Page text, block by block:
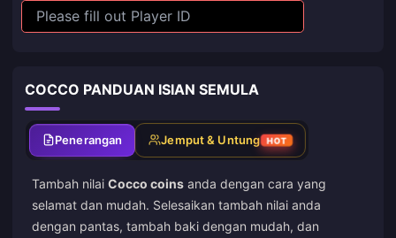
COCCO PANDUAN ISIAN SEMULA
Penerangan Jemput & Untung HOT
Tambah nilai Cocco coins anda dengan cara yang
selamat dan mudah. Selesaikan tambah nilai anda
dengan pantas, tambah baki dengan mudah, dan